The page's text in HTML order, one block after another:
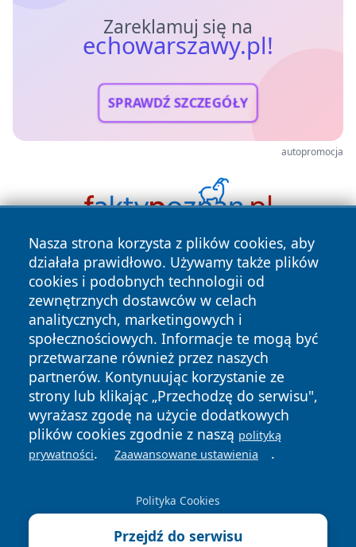
Zareklamuj się na
echowarszawy.pl!
SPRAWDŹ SZCZEGÓŁY
autopromocja
Nasza strona korzysta z plików cookies, aby
działała prawidłowo. Używamy także plików
cookies i podobnych technologii od
zewnętrznych dostawców w celach
analitycznych, marketingowych i
społecznościowych. Informacje te mogą być
przetwarzane również przez naszych
partnerów. Kontynuując korzystanie ze
strony lub klikając „Przechodzę do serwisu",
wyrażasz zgodę na użycie dodatkowych
plików cookies zgodnie z naszą polityką
prywatności. Zaawansowane ustawienia .
Polityka Cookies
Przejdź do serwisu
Copyright © 2026 echowarszawy.pl Wszystkie prawa
zastrzeżone.
News Autorzy
Polityka
Prywatności
Polityka
Cookies